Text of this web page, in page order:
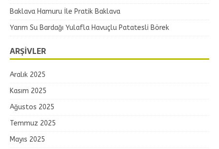
Baklava Hamuru İle Pratik Baklava
Yarım Su Bardağı Yulafla Havuçlu Patatesli Börek
ARŞIVLER
Aralık 2025
Kasım 2025
Ağustos 2025
Temmuz 2025
Mayıs 2025